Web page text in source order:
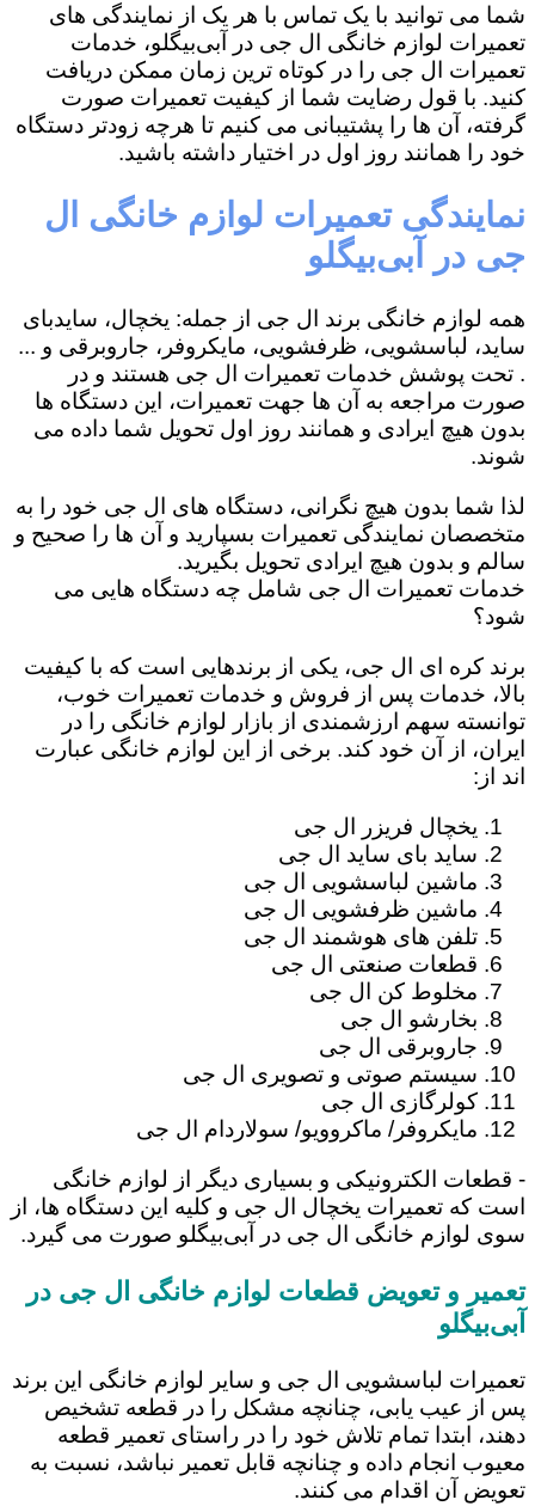
شما می توانید با یک تماس با هر یک از نمایندگی های
تعمیرات لوازم خانگی ال جی در آبی‌بیگلو، خدمات
تعمیرات ال جی را در کوتاه ترین زمان ممکن دریافت
کنید. با قول رضایت شما از کیفیت تعمیرات صورت
گرفته، آن ها را پشتیبانی می کنیم تا هرچه زودتر دستگاه
خود را همانند روز اول در اختیار داشته باشید.
نمایندگی تعمیرات لوازم خانگی ال
جی در آبی‌بیگلو
همه لوازم خانگی برند ال جی از جمله: یخچال، سایدبای
ساید، لباسشویی، ظرفشویی، مایکروفر، جاروبرقی و ...
. تحت پوشش خدمات تعمیرات ال جی هستند و در
صورت مراجعه به آن ها جهت تعمیرات، این دستگاه ها
بدون هیچ ایرادی و همانند روز اول تحویل شما داده می
شوند.
لذا شما بدون هیچ نگرانی، دستگاه های ال جی خود را به
متخصصان نمایندگی تعمیرات بسپارید و آن ها را صحیح و
سالم و بدون هیچ ایرادی تحویل بگیرید.
خدمات تعمیرات ال جی شامل چه دستگاه هایی می
شود؟
برند کره ای ال جی، یکی از برندهایی است که با کیفیت
بالا، خدمات پس از فروش و خدمات تعمیرات خوب،
توانسته سهم ارزشمندی از بازار لوازم خانگی را در
ایران، از آن خود کند. برخی از این لوازم خانگی عبارت
اند از:
یخچال فریزر ال جی
ساید بای ساید ال جی
ماشین لباسشویی ال جی
ماشین ظرفشویی ال جی
تلفن های هوشمند ال جی
قطعات صنعتی ال جی
مخلوط کن ال جی
بخارشو ال جی
جاروبرقی ال جی
سیستم صوتی و تصویری ال جی
کولرگازی ال جی
مایکروفر/ ماکروویو/ سولاردام ال جی
- قطعات الکترونیکی و بسیاری دیگر از لوازم خانگی
است که تعمیرات یخچال ال جی و کلیه این دستگاه ها، از
سوی لوازم خانگی ال جی در آبی‌بیگلو صورت می گیرد.
تعمیر و تعویض قطعات لوازم خانگی ال جی در
آبی‌بیگلو
تعمیرات لباسشویی ال جی و سایر لوازم خانگی این برند
پس از عیب یابی، چنانچه مشکل را در قطعه تشخیص
دهند، ابتدا تمام تلاش خود را در راستای تعمیر قطعه
معیوب انجام داده و چنانچه قابل تعمیر نباشد، نسبت به
تعویض آن اقدام می کنند.